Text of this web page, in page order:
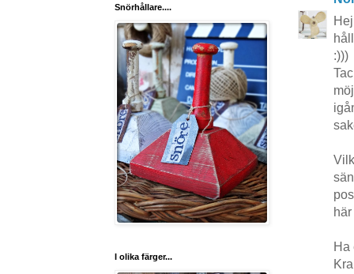
:)))
Ha
Snörhållare....
I olika färger...